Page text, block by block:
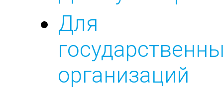
Для
организаций